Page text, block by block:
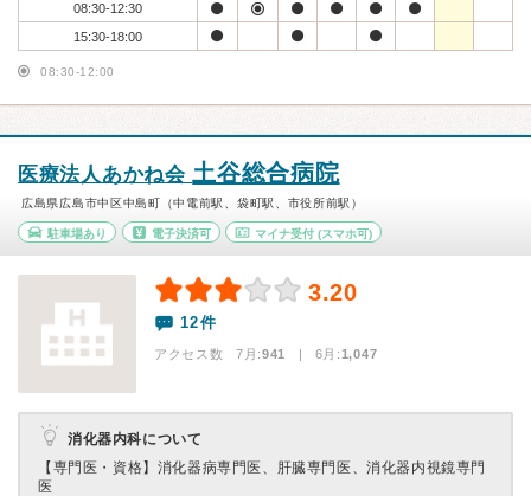
08:30-12:30
15:30-18:00
08:30-12:00
医療法人あかね会土谷総合病院
広島県広島市中区中島町（中電前駅、袋町駅、市役所前駅）
駐車場あり 電子決済可 マイナ受付 (スマホ可)
3.20
12件
アクセス数 7月:941 | 6月:1,047
消化器内科について
【専門医・資格】 消化器病専門医、肝臓専門医、消化器内視鏡専門
医